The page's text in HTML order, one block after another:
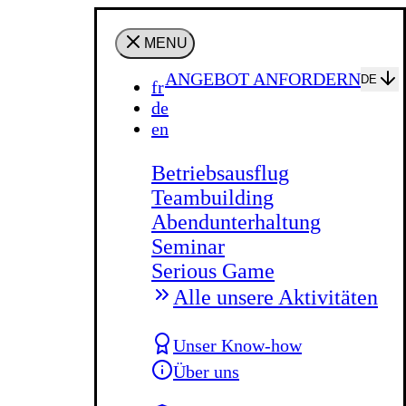
ANGEBOT ANFORDERNDE
MENU
fr
de
en
Betriebsausflug
Teambuilding
Abendunterhaltung
Seminar
Serious Game
Alle unsere Aktivitäten
Unser Know-how
Über uns